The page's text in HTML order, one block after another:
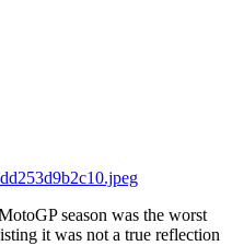
season was the worst
it was not a true reflection